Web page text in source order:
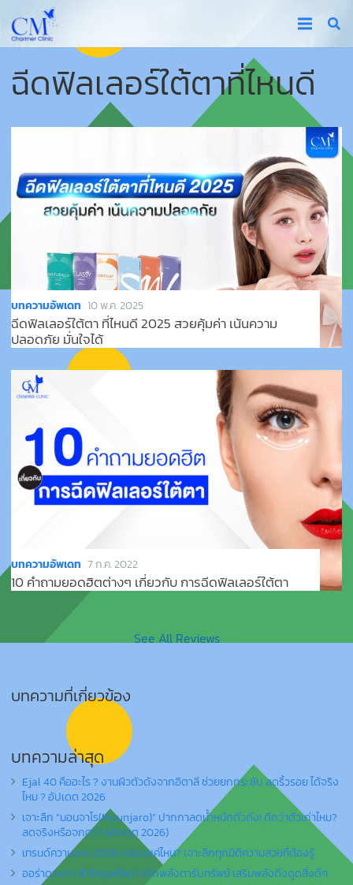
ฉีดฟิลเลอร์ใต้ตาที่ไหนดี
บทความอัพเดท 10 พ.ค. 2025
ฉีดฟิลเลอร์ใต้ตา ที่ไหนดี 2025 สวยคุ้มค่า เน้นความ
ปลอดภัย มั่นใจได้
บทความอัพเดท 7 ก.ค. 2022
10 คำถามยอดฮิตต่างๆ เกี่ยวกับ การฉีดฟิลเลอร์ใต้ตา
See All Reviews
บทความที่เกี่ยวข้อง
บทความล่าสุด
Ejal 40 คืออะไร ? งานผิวตัวดังจากอิตาลี ช่วยยกกระชับ ลดริ้วรอย ได้จริง
ไหม ? อัปเดต 2026
เจาะลึก “มอนจาโร(Mounjaro)” ปากกาลดน้ำหนักตัวดัง! ดีกว่าตัวเก่าไหม?
ลดจริงหรือจกตา? (อัปเดต 2026)
เทรนด์ความงาม 2026 มาแรงแค่ไหน? เจาะลึกทุกมิติความสวยที่ต้องรู้
ออร่าดวงตา สำคัญแค่ไหน? เปิดพลังตารับทรัพย์ เสริมพลังดึงดูดสิ่งดีๆ